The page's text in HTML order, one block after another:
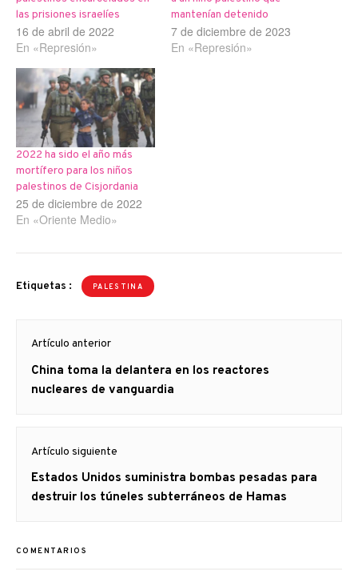
las prisiones israelíes
16 de abril de 2022
En «Represión»
mantenían detenido
7 de diciembre de 2023
En «Represión»
2022 ha sido el año más
mortífero para los niños
palestinos de Cisjordania
25 de diciembre de 2022
En «Oriente Medio»
Etiquetas : PALESTINA
de
entradas
Artículo anterior
Artículo
anterior
China toma la delantera en los reactores
nucleares de vanguardia
Artículo siguiente
Artículo
siguiente:
Estados Unidos suministra bombas pesadas para
destruir los túneles subterráneos de Hamas
COMENTARIOS